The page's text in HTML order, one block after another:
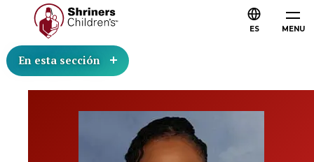
MENU
ES
En esta sección